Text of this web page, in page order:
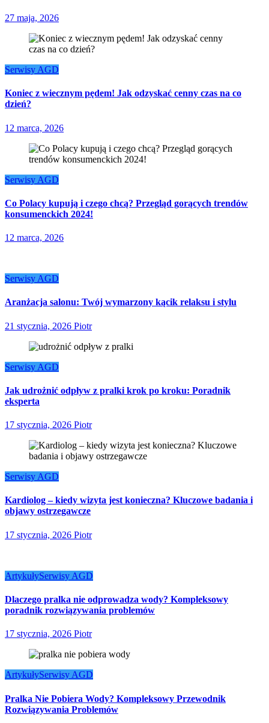
27 maja, 2026
Serwisy AGD
Koniec z wiecznym pędem! Jak odzyskać cenny czas na co
dzień?
12 marca, 2026
Serwisy AGD
Co Polacy kupują i czego chcą? Przegląd gorących trendów
konsumenckich 2024!
12 marca, 2026
Serwisy AGD
Aranżacja salonu: Twój wymarzony kącik relaksu i stylu
21 stycznia, 2026 Piotr
Serwisy AGD
Jak udrożnić odpływ z pralki krok po kroku: Poradnik
eksperta
17 stycznia, 2026 Piotr
Serwisy AGD
Kardiolog – kiedy wizyta jest konieczna? Kluczowe badania i
objawy ostrzegawcze
17 stycznia, 2026 Piotr
ArtykułySerwisy AGD
Dlaczego pralka nie odprowadza wody? Kompleksowy
poradnik rozwiązywania problemów
17 stycznia, 2026 Piotr
ArtykułySerwisy AGD
Pralka Nie Pobiera Wody? Kompleksowy Przewodnik
Rozwiązywania Problemów